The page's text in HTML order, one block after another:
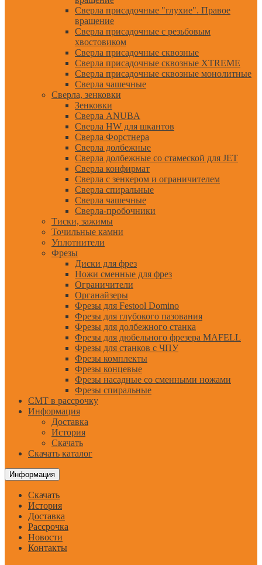
Сверла присадочные "глухие". Правое
вращение
Сверла присадочные с резьбовым
хвостовиком
Сверла присадочные сквозные
Сверла присадочные сквозные XTREME
Сверла присадочные сквозные монолитные
Сверла чашечные
Сверла, зенковки
Зенковки
Сверла ANUBA
Сверла HW для шкантов
Сверла Форстнера
Сверла долбежные
Сверла долбежные со стамеской для JET
Сверла конфирмат
Сверла с зенкером и ограничителем
Сверла спиральные
Сверла чашечные
Сверла-пробочники
Тиски, зажимы
Точильные камни
Уплотнители
Фрезы
Диски для фрез
Ножи сменные для фрез
Ограничители
Органайзеры
Фрезы для Festool Domino
Фрезы для глубокого пазования
Фрезы для долбежного станка
Фрезы для дюбельного фрезера MAFELL
Фрезы для станков с ЧПУ
Фрезы комплекты
Фрезы концевые
Фрезы насадные со сменными ножами
Фрезы спиральные
CMT в рассрочку
Информация
Доставка
История
Скачать
Скачать каталог
Информация
Скачать
История
Доставка
Рассрочка
Новости
Контакты